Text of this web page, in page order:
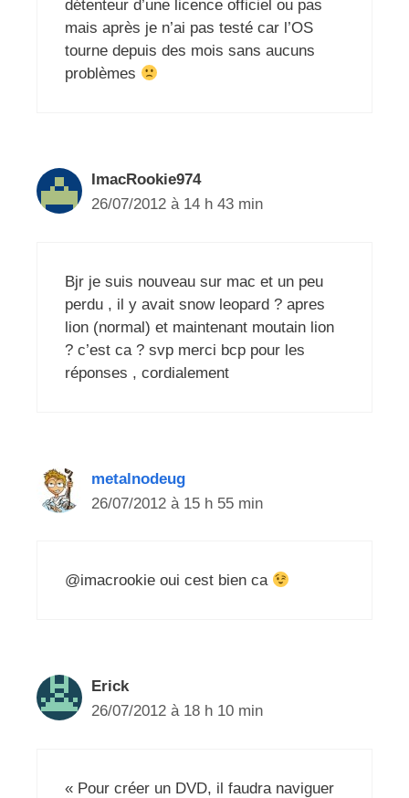
détenteur d’une licence officiel ou pas
mais après je n’ai pas testé car l’OS
tourne depuis des mois sans aucuns
problèmes
ImacRookie974
26/07/2012 à 14 h 43 min
Bjr je suis nouveau sur mac et un peu
perdu , il y avait snow leopard ? apres
lion (normal) et maintenant moutain lion
? c’est ca ? svp merci bcp pour les
réponses , cordialement
metalnodeug
26/07/2012 à 15 h 55 min
@imacrookie oui cest bien ca
Erick
26/07/2012 à 18 h 10 min
« Pour créer un DVD, il faudra naviguer